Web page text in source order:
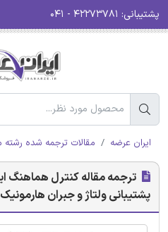
پشتیبانی:
ایران عرضه مقالات ترجمه شده
ترجمه مقاله کنترل هماهنگ
پشتیبانی ولتاژ و جبران